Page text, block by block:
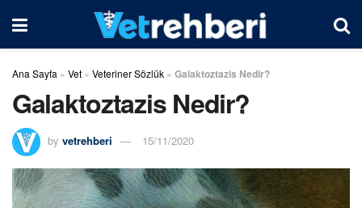
Ana Sayfa » Vet » Veteriner Sözlük » Galaktoztazis Nedir?
Galaktoztazis Nedir?
by vetrehberi 15/11/2020